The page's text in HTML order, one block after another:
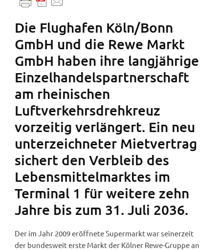
Die Flughafen Köln/Bonn
GmbH und die Rewe Markt
GmbH haben ihre langjährige
Einzelhandelspartnerschaft
am rheinischen
Luftverkehrsdrehkreuz
vorzeitig verlängert. Ein neu
unterzeichneter Mietvertrag
sichert den Verbleib des
Lebensmittelmarktes im
Terminal 1 für weitere zehn
Jahre bis zum 31. Juli 2036.
Der im Jahr 2009 eröffnete Supermarkt war seinerzeit
der bundesweit erste Markt der Kölner Rewe-Gruppe an